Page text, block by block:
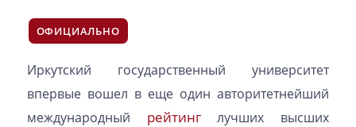
ОФИЦИАЛЬНО
Иркутский государственный университет
впервые вошел в еще один авторитетнейший
международный рейтинглучших высших